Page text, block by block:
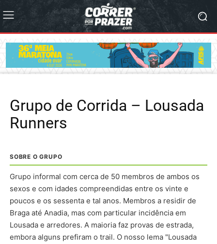
Grupo de Corrida – Lousada
Runners
SOBRE O GRUPO
Grupo informal com cerca de 50 membros de ambos os
sexos e com idades compreendidas entre os vinte e
poucos e os sessenta e tal anos. Membros a residir de
Braga até Anadia, mas com particular incidência em
Lousada e arredores. A maioria faz provas de estrada,
embora alguns prefiram o trail. O nosso lema "Lousada